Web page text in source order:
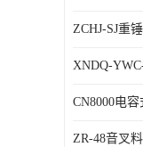
ZCHJ-SJ重
XNDQ-
ZR-48音叉